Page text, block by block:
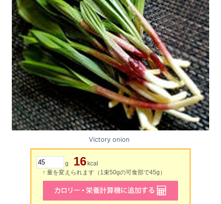
Victory onion
g 16 kcal
↑ 量を変えられます（1束50gの可食部で45g）